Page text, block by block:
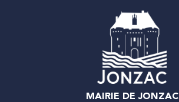
MAIRIE DE JONZAC